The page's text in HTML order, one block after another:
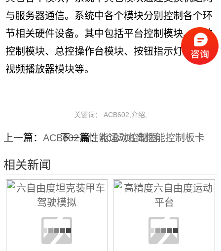
与服务器通信。系统中各个模块分别控制各个环
节相关硬件设备。其中包括平台控制模块、特效
控制模块、总控操作台模块、按钮指示灯模块、
视频播放器模块等。
关键词： ACB602,介绍,
上一篇： ACB602高性能运动控制器
下一篇：ACB701高性能控制板卡
相关新闻